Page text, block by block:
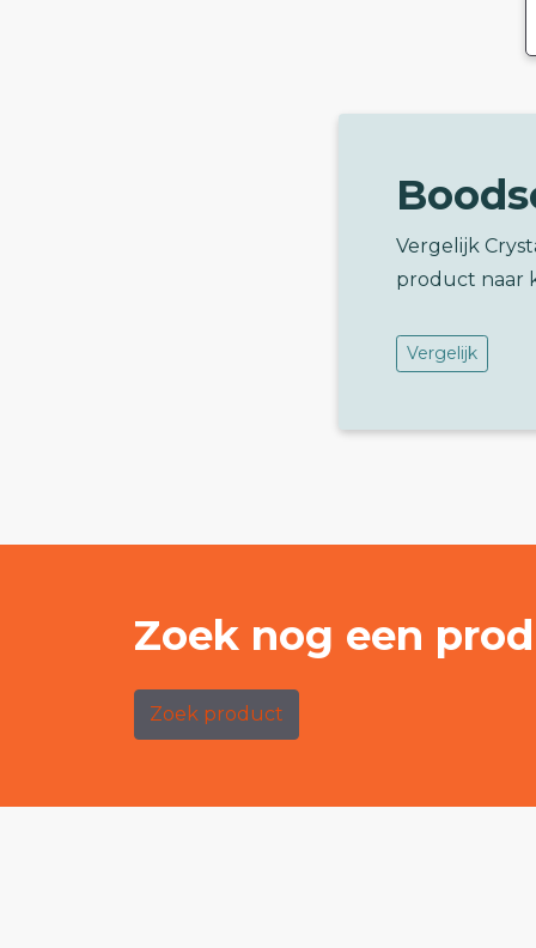
Vergelijk
product naar
Vergelijk
Zoek nog een
Zoek product